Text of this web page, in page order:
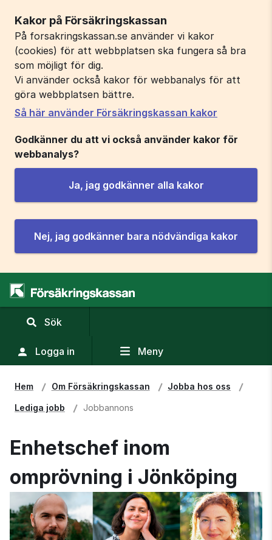
Kakor på Försäkringskassan
På forsakringskassan.se använder vi kakor
(cookies) för att webbplatsen ska fungera så bra
som möjligt för dig.
Vi använder också kakor för webbanalys för att
göra webbplatsen bättre.
Så här använder Försäkringskassan kakor
Godkänner du att vi också använder kakor för
webbanalys?
Ja, jag godkänner alla kakor
Nej, jag godkänner bara nödvändiga kakor
Sök
sökfält
Logga in Meny
Hem Om Försäkringskassan Jobba hos oss
Lediga jobb Jobbannons
Enhetschef inom
omprövning i Jönköping